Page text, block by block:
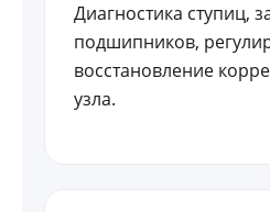
Диагностика ступиц,
подшипников,
восстановление
узла.